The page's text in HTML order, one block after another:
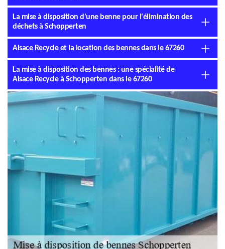
La mise à disposition d'une benne pour l'élimination des
déchets à Schopperten
Alsace Recycle et la location des bennes dans le 67260
La mise à disposition des bennes : une spécialité de
Alsace Recycle à Schopperten dans le 67260